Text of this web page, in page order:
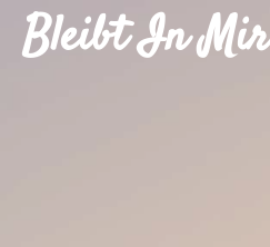
Bleibt In Mir